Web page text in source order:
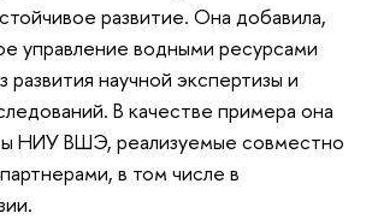
развитие. Она добавила,
управление водными ресурсами
научной экспертизы и
В качестве примера она
НИУ ВШЭ, реализуемые совместно
в том числе в